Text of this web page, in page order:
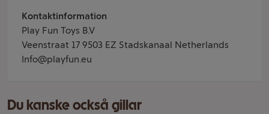
Kontaktinformation
Play Fun Toys B.V
Veenstraat 17 9503 EZ Stadskanaal Netherlands
Info@playfun.eu
Du kanske också gillar